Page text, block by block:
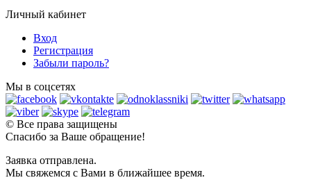
Личный кабинет
Вход
Регистрация
Забыли пароль?
Мы в соцсетях
© Все права защищены
Спасибо за Ваше обращение!
Заявка отправлена.
Мы свяжемся с Вами в ближайшее время.